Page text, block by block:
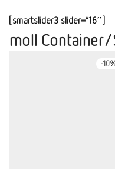
[smartslider3 slider=”16″]
moll
-10